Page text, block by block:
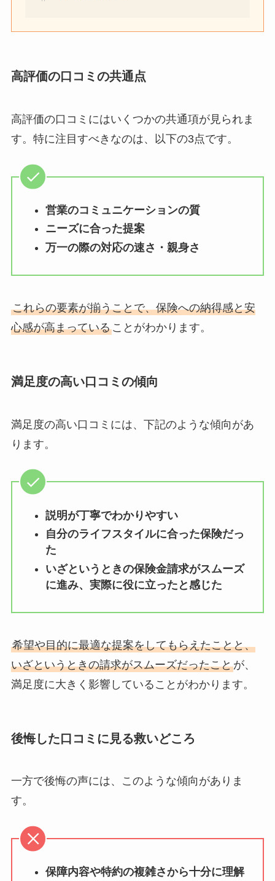
高評価の口コミの共通点
高評価の口コミにはいくつかの共通項が見られま
す。特に注目すべきなのは、以下の3点です。
営業のコミュニケーションの質
ニーズに合った提案
万一の際の対応の速さ・親身さ
これらの要素が揃うことで、保険への納得感と安
心感が高まっていることがわかります。
満足度の高い口コミの傾向
満足度の高い口コミには、下記のような傾向があ
ります。
説明が丁寧でわかりやすい
自分のライフスタイルに合った保険だっ
た
いざというときの保険金請求がスムーズ
に進み、実際に役に立ったと感じた
希望や目的に最適な提案をしてもらえたことと、
いざというときの請求がスムーズだったことが、
満足度に大きく影響していることがわかります。
後悔した口コミに見る救いどころ
一方で後悔の声には、このような傾向がありま
す。
保障内容や特約の複雑さから十分に理解